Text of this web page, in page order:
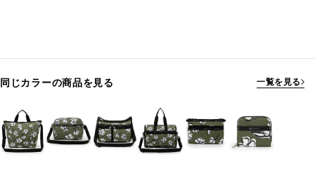
同じカラーの商品を見る 一覧を見る